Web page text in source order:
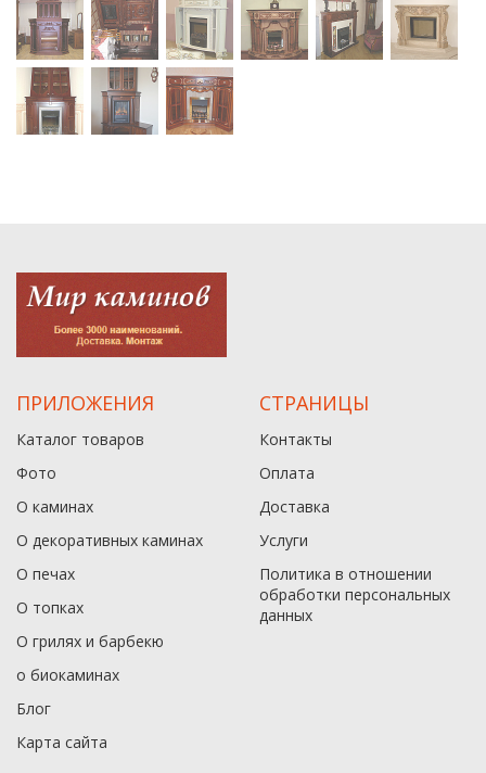
ПРИЛОЖЕНИЯ
Каталог товаров
Фото
О каминах
О декоративных каминах
О печах
О топках
О грилях и барбекю
о биокаминах
Блог
Карта сайта
СТРАНИЦЫ
Контакты
Оплата
Доставка
Услуги
Политика в отношении
обработки персональных
данныx